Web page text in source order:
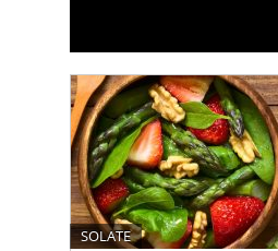
SOLATE